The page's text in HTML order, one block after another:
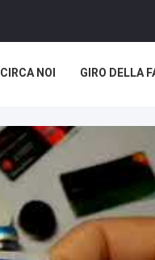
CIRCA NOI GIRO DELLA